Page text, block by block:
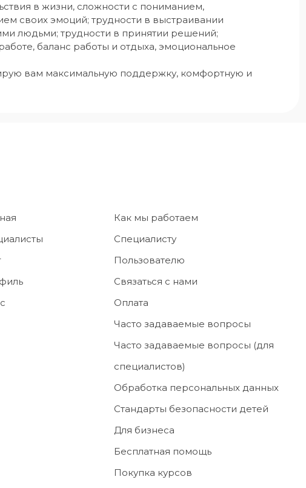
в жизни, сложности с пониманием,
своих эмоций; трудности в выстраивании
людьми; трудности в принятии решений;
баланс работы и отдыха, эмоциональное
вам максимальную поддержку, комфортную и
Как мы работаем
Специалисту
Пользователю
Связаться с нами
Оплата
Часто задаваемые вопросы
Часто задаваемые вопросы (для
специалистов)
Обработка персональных данных
Стандарты безопасности детей
Для бизнеса
Бесплатная помощь
Покупка курсов